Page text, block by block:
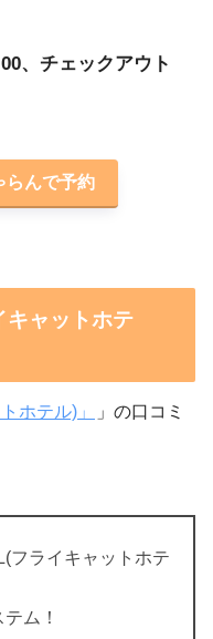
、チェックアウト
らんで予約
キャットホテ
ホテル)」
」の口コミ
フライキャットホテ
ム！